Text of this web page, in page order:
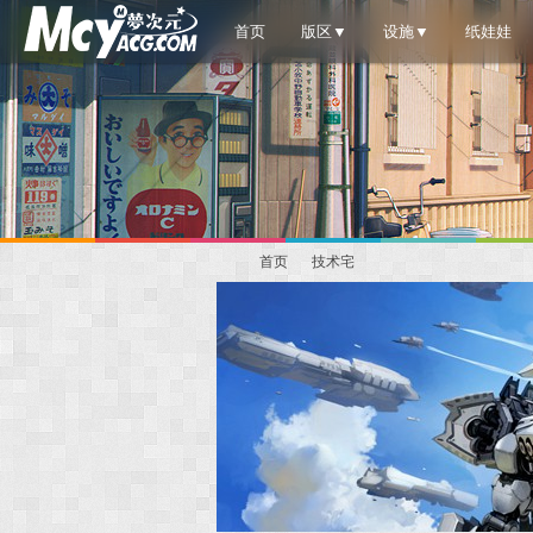
首页 版区▼ 设施▼ 纸娃娃
梦 »
首页
›
技术宅